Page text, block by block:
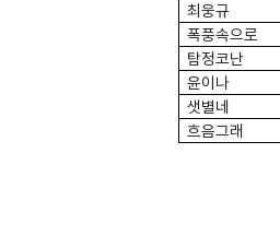
최웅규
폭풍속으로
탐정코난
윤이나
샛별네
흐음그래